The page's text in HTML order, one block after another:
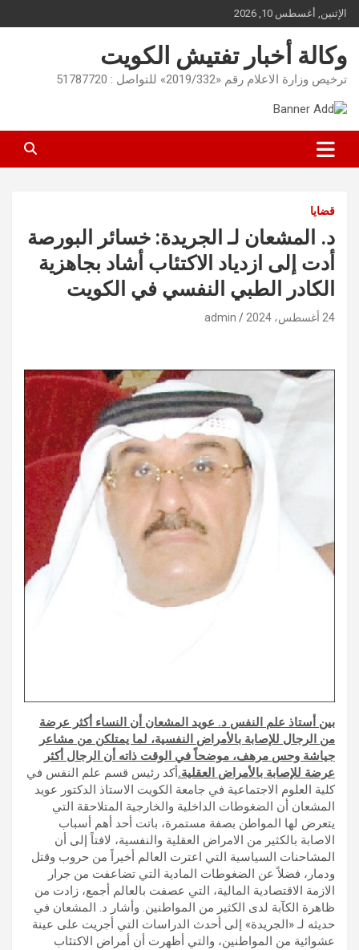
Skip
to
content
الإثنين, أغسطس 10, 2026
وكالة أخبار تفتيش الكويت
ترخيص وزارة الاعلام رقم «2019/332» للتواصل : 51787720
قضايا
د. المشعان لـ الجريدة: خسائر البورصة
أدت إلى ازدياد الاكتئاب أشاد بجاهزية
الكادر الطبي النفسي في الكويت
24 أغسطس، 2024 admin
بين أستاذ علم النفس د. عويد المشعان أن النساء أكثر عرضة
من الرجال للإصابة بالأمراض النفسية، لما يمتلكن من مشاعر
جياشة وحس مرهف، موضحاً في الوقت ذاته أن الرجال أكثر
عرضة للإصابة بالأمراض العقلية.أكد رئيس قسم علم النفس في
كلية العلوم الاجتماعية في جامعة الكويت الاستاذ الدكتور عويد
المشعان أن الضغوطات الداخلية والخارجية المتلاحقة التي
يتعرض لها المواطن بصفة مستمرة، باتت أحد أهم أسباب
الاصابة بالكثير من الامراض العقلية والنفسية، لافتاً إلى أن
المشاحنات السياسية التي اعترت العالم أخيراً من حروب وقتل
ودمار، فضلاً عن الضغوطات المادية التي تضاعفت من جرار
الازمة الاقتصادية المالية، التي عصفت بالعالم أجمع، زادت من
ظاهرة الكآبة لدى الكثير من المواطنين. وأشار د. المشعان في
حديثه لـ «الجريدة» إلى أحدث الدراسات التي أجريت على عينة
عشوائية من المواطنين، والتي أظهرت أن أمراض الاكتئاب